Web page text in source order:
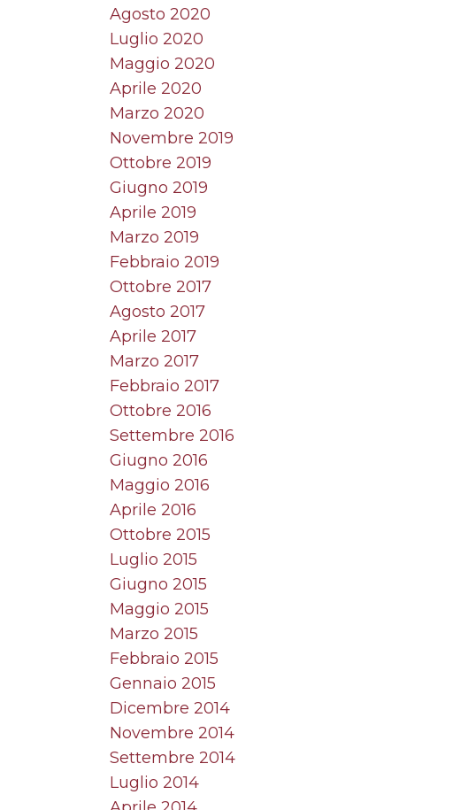
Agosto 2020
Luglio 2020
Maggio 2020
Aprile 2020
Marzo 2020
Novembre 2019
Ottobre 2019
Giugno 2019
Aprile 2019
Marzo 2019
Febbraio 2019
Ottobre 2017
Agosto 2017
Aprile 2017
Marzo 2017
Febbraio 2017
Ottobre 2016
Settembre 2016
Giugno 2016
Maggio 2016
Aprile 2016
Ottobre 2015
Luglio 2015
Giugno 2015
Maggio 2015
Marzo 2015
Febbraio 2015
Gennaio 2015
Dicembre 2014
Novembre 2014
Settembre 2014
Luglio 2014